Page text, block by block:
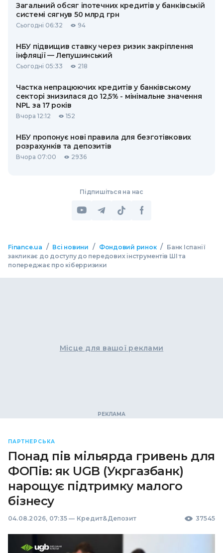
Загальний обсяг іпотечних кредитів у банківській
системі сягнув 50 млрд грн
Сьогодні 06:32 94
НБУ підвищив ставку через ризик закріплення
інфляції — Лепушинський
Сьогодні 05:33 218
Частка непрацюючих кредитів у банківському
секторі знизилася до 12,5% - мінімальне значення
NPL за 17 років
Вчора 12:12 152
НБУ пропонує нові правила для безготівкових
розрахунків та депозитів
Вчора 07:00 2936
Підпишіться на нас
Finance.ua / Всі новини / Фондовий ринок / Банк Іспанії
закликає до доступу до передових інструментів ШІ та
попереджає про кіберризики
Місце для вашої реклами
ПАРТНЕРСЬКА
Понад пів мільярда гривень для
ФОПів: як UGB (Укргазбанк)
нарощує підтримку малого
бізнесу
04.08.2026, 07:35 — Кредит&Депозит 37545